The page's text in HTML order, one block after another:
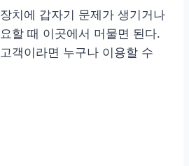
치에 갑자기 문제가 생기거나
할 때 이곳에서 머물면 된다.
객이라면 누구나 이용할 수